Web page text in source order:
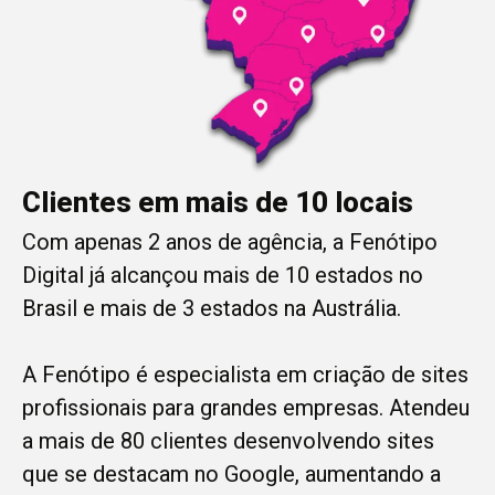
Clientes em mais de 10 locais
Com apenas 2 anos de agência, a Fenótipo
Digital já alcançou mais de 10 estados no
Brasil e mais de 3 estados na Austrália.
A Fenótipo é especialista em criação de sites
profissionais para grandes empresas. Atendeu
a mais de 80 clientes desenvolvendo sites
que se destacam no Google, aumentando a